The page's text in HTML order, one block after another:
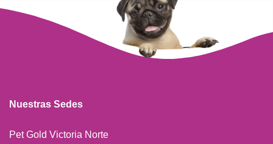
Nuestras Sedes
Pet Gold Victoria Norte